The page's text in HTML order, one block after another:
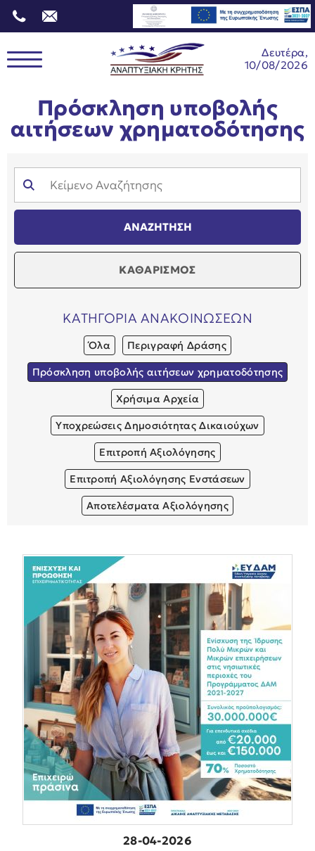
Δευτέρα,
10/08/2026
Πρόσκληση υποβολής
αιτήσεων χρηματοδότησης
ΚΑΘΑΡΙΣΜΟΣ
ΚΑΤΗΓΟΡΙΑ ΑΝΑΚΟΙΝΩΣΕΩΝ
Όλα Περιγραφή Δράσης
Πρόσκληση υποβολής αιτήσεων χρηματοδότησης
Χρήσιμα Αρχεία
Υποχρεώσεις Δημοσιότητας Δικαιούχων
Επιτροπή Αξιολόγησης
Επιτροπή Αξιολόγησης Ενστάσεων
Αποτελέσματα Αξιολόγησης
28-04-2026